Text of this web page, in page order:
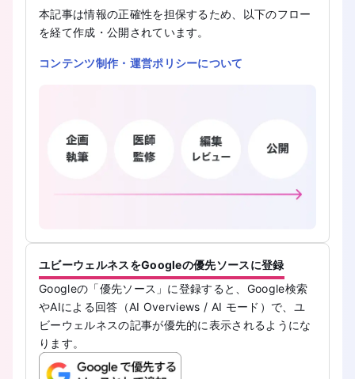
本記事は情報の正確性を担保するため、以下のフロー
を経て作成・公開されています。
コンテンツ制作・運営ポリシーについて
ユビーウェルネスをGoogleの優先ソースに登録
Googleの「優先ソース」に登録すると、Google検索
やAIによる回答（AI Overviews / AI モード）で、ユ
ビーウェルネスの記事が優先的に表示されるようにな
ります。